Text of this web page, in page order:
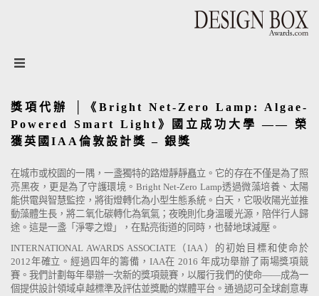
獎項代辦 │《Bright Net-Zero Lamp: Algae-
Powered Smart Light》國立成功大學 —— 榮
獲英國IAA倫敦設計獎 – 銀獎
在城市或校園的一隅，一盞獨特的路燈靜靜矗立。它的存在不僅是為了照
亮黑夜，更是為了守護環境。 Bright Net-Zero Lamp透過微藻培養、太陽
能供電與智慧監控，將街燈轉化為小型生態系統。白天，它吸收陽光並推
動藻體生長，將二氧化碳轉化為氧氣；夜晚則化身溫暖光源，陪伴行人歸
途。這是一盞「淨零之燈」，在點亮街道的同時，也替地球減壓。
INTERNATIONAL AWARDS ASSOCIATE（IAA）的初始目標和使命於
2012年確立。經過四年的籌備，IAA在 2016 年成功舉辦了兩場獎項競
賽。我們計劃每年舉辦一次新的獎項競賽，以履行我們的使命——成為一
個提供設計領域卓越標準及評估並獎勵的媒體平台。通過認可全球創意專